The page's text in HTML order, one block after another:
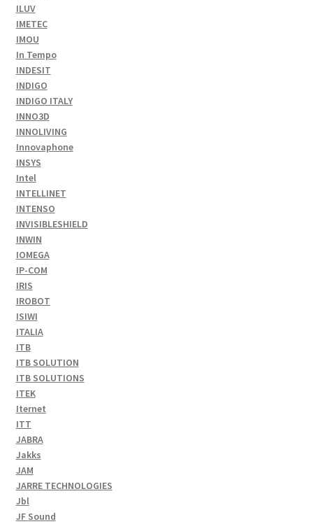
ILUV
IMETEC
IMOU
In Tempo
INDESIT
INDIGO
INDIGO ITALY
INNO3D
INNOLIVING
Innovaphone
INSYS
Intel
INTELLINET
INTENSO
INVISIBLESHIELD
INWIN
IOMEGA
IP-COM
IRIS
IROBOT
ISIWI
ITALIA
ITB
ITB SOLUTION
ITB SOLUTIONS
ITEK
Iternet
ITT
JABRA
Jakks
JAM
JARRE TECHNOLOGIES
Jbl
JF Sound